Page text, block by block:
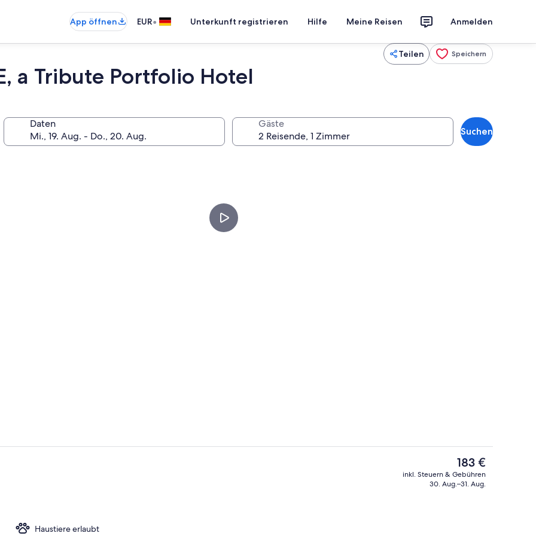
App öffnen EUR• Unterkunft registrieren Hilfe Meine Reisen Anmelden
Teilen Speichern
a Tribute Portfolio Hotel
Daten Gäste
Suchen
Frühstück und Mittagessen
Haustiere erlaubt
Der
aktuelle
Preis
183 €
inkl. Steuern & Gebühren
30. Aug.–31. Aug.